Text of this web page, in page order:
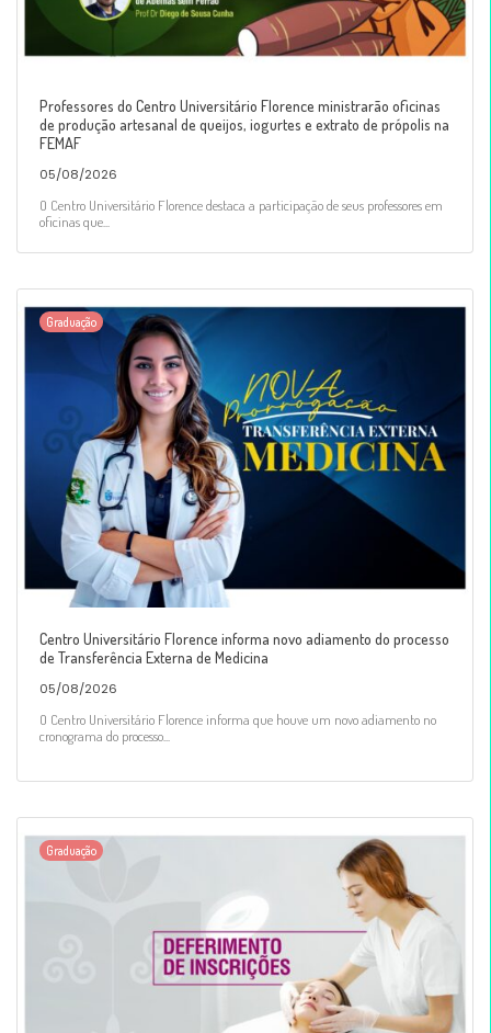
Professores do Centro Universitário Florence ministrarão oficinas
de produção artesanal de queijos, iogurtes e extrato de própolis na
FEMAF
05/08/2026
O Centro Universitário Florence destaca a participação de seus professores em
oficinas que...
Graduação
Centro Universitário Florence informa novo adiamento do processo
de Transferência Externa de Medicina
05/08/2026
O Centro Universitário Florence informa que houve um novo adiamento no
cronograma do processo...
Graduação